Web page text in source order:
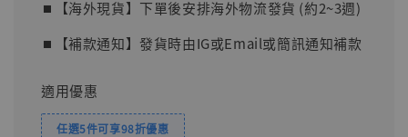
⏹︎【海外現貨】下單後安排海外物流發貨 (約2~3週)
⏹︎【補款通知】發貨時由IG或Email或簡訊通知補款
適用優惠
任選5件可享98折優惠